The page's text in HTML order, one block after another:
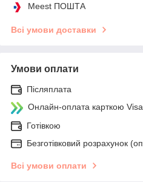
Meest ПОШТА
Всі умови доставки
Умови оплати
Післяплата
Онлайн-оплата карткою
Готівкою
Безготівковий розрахунок
Всі умови оплати